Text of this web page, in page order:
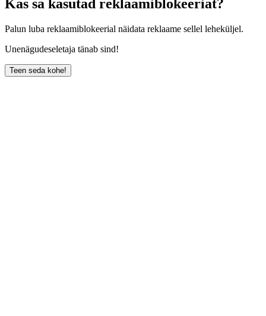
Kas sa kasutad reklaamiblokeeriat?
Palun luba reklaamiblokeerial näidata reklaame sellel leheküljel.
Unenägudeseletaja tänab sind!
Teen seda kohe!